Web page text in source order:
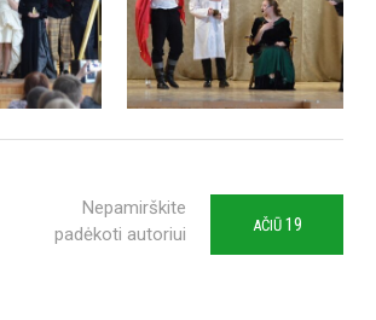
Nepamirškite
padėkoti autoriui
AČIŪ 19